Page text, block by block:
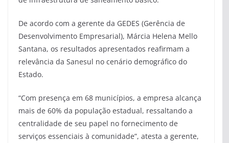
De acordo com a gerente da GEDES (Gerência de
Desenvolvimento Empresarial), Márcia Helena Mello
Santana, os resultados apresentados reafirmam a
relevância da Sanesul no cenário demográfico do
Estado.
“Com presença em 68 municípios, a empresa alcança
mais de 60% da população estadual, ressaltando a
centralidade de seu papel no fornecimento de
serviços essenciais à comunidade”, atesta a gerente,